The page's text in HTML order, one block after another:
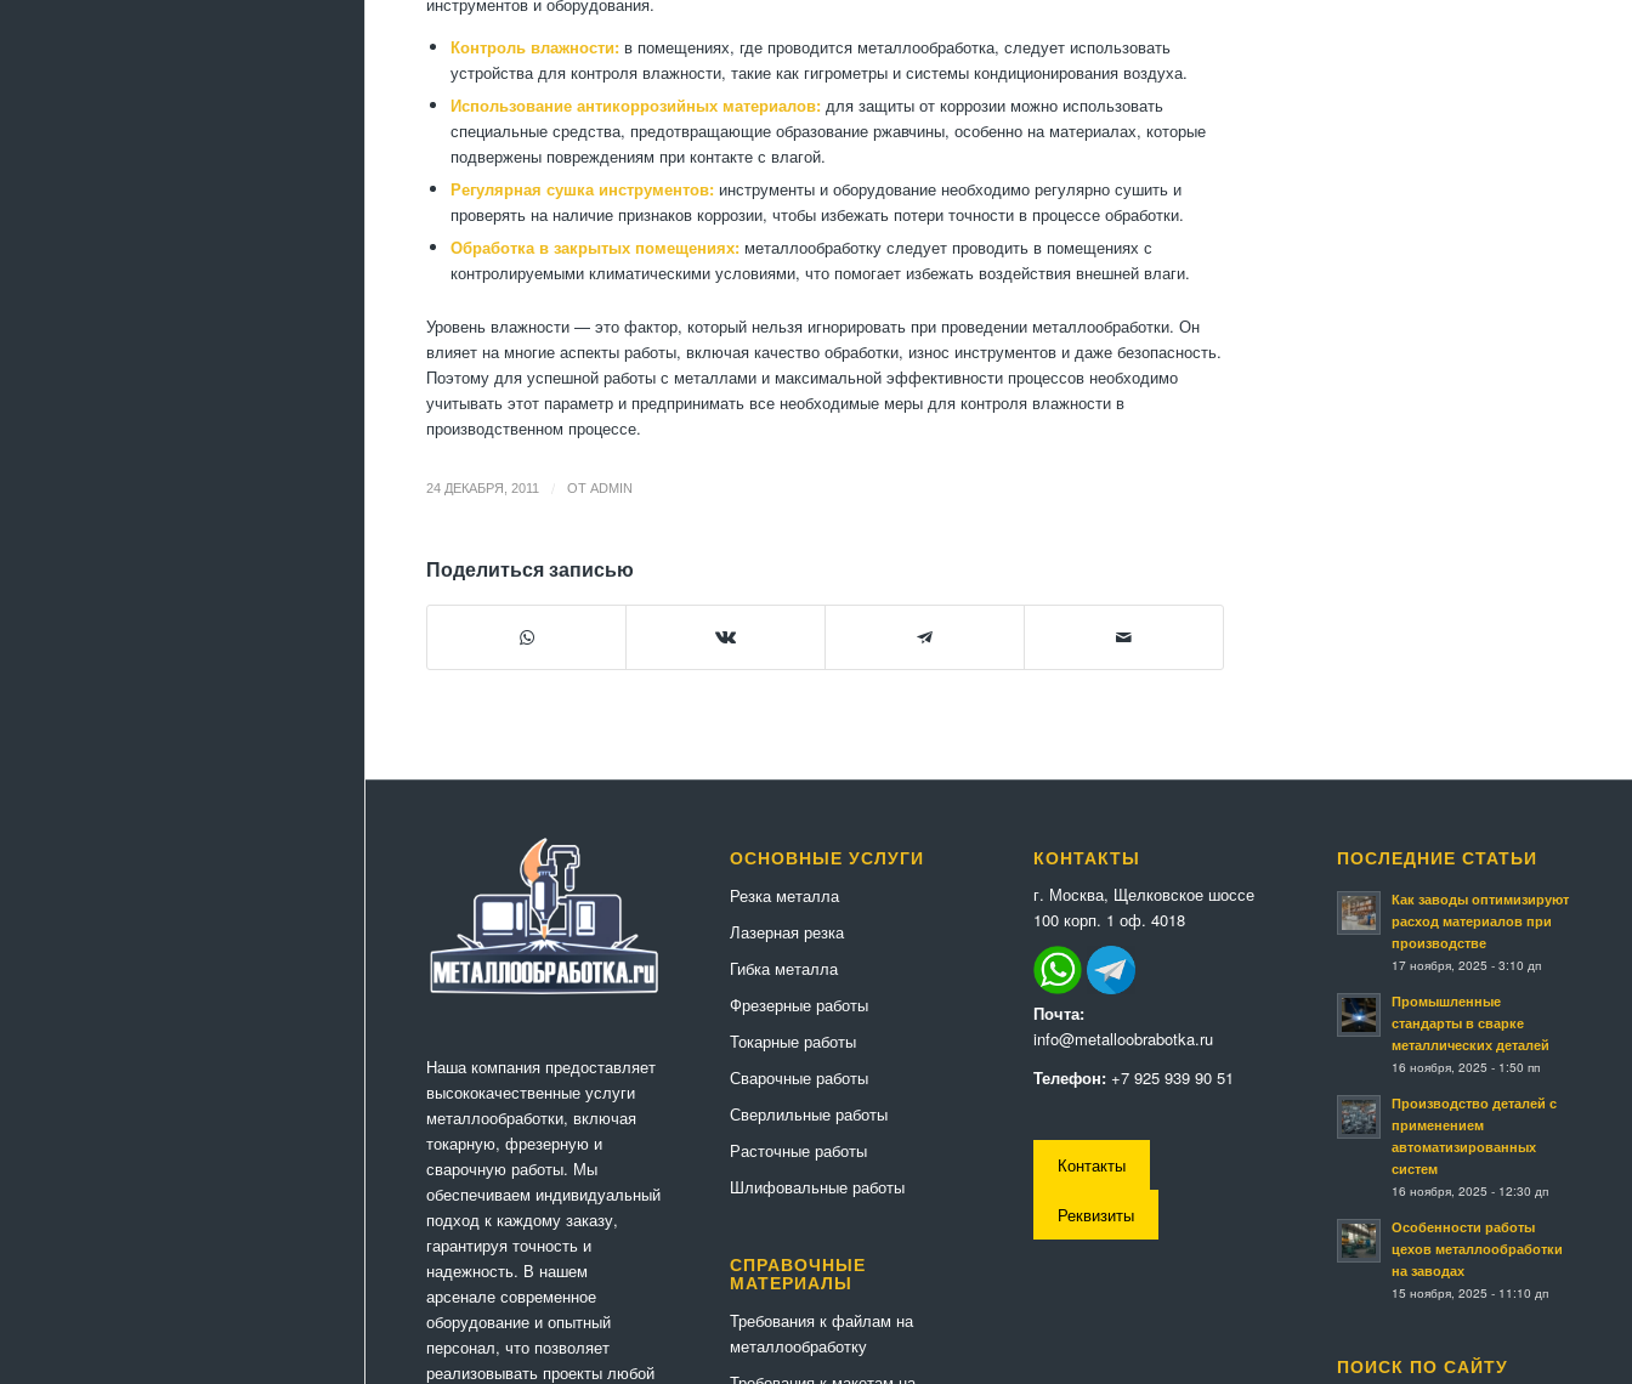
Контроль влажности: в помещениях, где проводится металлообработка, следует использовать
устройства для контроля влажности, такие как гигрометры и системы кондиционирования воздуха.
Использование антикоррозийных материалов: для защиты от коррозии можно использовать
специальные средства, предотвращающие образование ржавчины, особенно на материалах, которые
подвержены повреждениям при контакте с влагой.
Регулярная сушка инструментов: инструменты и оборудование необходимо регулярно сушить и
проверять на наличие признаков коррозии, чтобы избежать потери точности в процессе обработки.
Обработка в закрытых помещениях: металлообработку следует проводить в помещениях с
контролируемыми климатическими условиями, что помогает избежать воздействия внешней влаги.
Уровень влажности — это фактор, который нельзя игнорировать при проведении металлообработки. Он
влияет на многие аспекты работы, включая качество обработки, износ инструментов и даже безопасность.
Поэтому для успешной работы с металлами и максимальной эффективности процессов необходимо
учитывать этот параметр и предпринимать все необходимые меры для контроля влажности в
производственном процессе.
24 ДЕКАБРЯ, 2011 ОТ ADMIN
Поделиться записью
Наша компания предоставляет
высококачественные услуги
металлообработки, включая
токарную, фрезерную и
сварочную работы. Мы
обеспечиваем индивидуальный
подход к каждому заказу,
гарантируя точность и
надежность. В нашем
арсенале современное
оборудование и опытный
персонал, что позволяет
реализовывать проекты любой
ОСНОВНЫЕ УСЛУГИ
Резка металла
Лазерная резка
Гибка металла
Фрезерные работы
Токарные работы
Сварочные работы
Сверлильные работы
Расточные работы
Шлифовальные работы
СПРАВОЧНЫЕ
МАТЕРИАЛЫ
Требования к файлам на
металлообработку
КОНТАКТЫ
г. Москва, Щелковское шоссе
100 корп. 1 оф. 4018
Почта:
info@metalloobrabotka.ru
Телефон: +7 925 939 90 51
Контакты
Реквизиты
ПОСЛЕДНИЕ СТАТЬИ
Как заводы оптимизируют
расход материалов при
производстве
17 ноября, 2025 - 3:10 дп
Промышленные
стандарты в сварке
металлических деталей
16 ноября, 2025 - 1:50 пп
Производство деталей с
применением
автоматизированных
систем
16 ноября, 2025 - 12:30 дп
Особенности работы
цехов металлообработки
на заводах
15 ноября, 2025 - 11:10 дп
ПОИСК ПО САЙТУ